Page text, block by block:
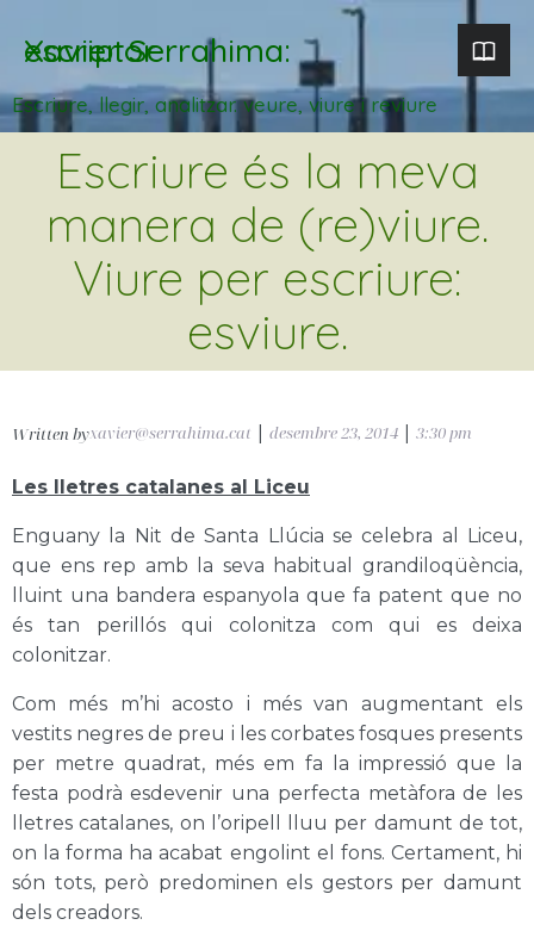
Xavier Serrahima: escriptor
Escriure, llegir, analitzar. veure, viure i reviure
Escriure és la meva
manera de (re)viure.
Viure per escriure:
esviure.
Written byxavier@serrahima.cat desembre 23, 2014 3:30 pm
Les lletres catalanes al Liceu
Enguany la Nit de Santa Llúcia se celebra al Liceu,
que ens rep amb la seva habitual grandiloqüència,
lluint una bandera espanyola que fa patent que no
és tan perillós qui colonitza com qui es deixa
colonitzar.
Com més m’hi acosto i més van augmentant els
vestits negres de preu i les corbates fosques presents
per metre quadrat, més em fa la impressió que la
festa podrà esdevenir una perfecta metàfora de les
lletres catalanes, on l’oripell lluu per damunt de tot,
on la forma ha acabat engolint el fons. Certament, hi
són tots, però predominen els gestors per damunt
dels creadors.